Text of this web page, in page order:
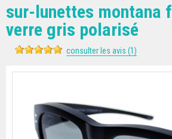
sur-lunettes montana
verre gris polarisé
consulter les avis (1)